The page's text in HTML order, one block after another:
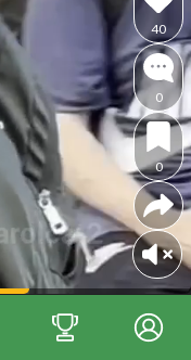
40
0
0